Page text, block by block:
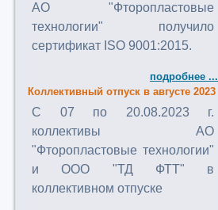
АО "Фторопластовые
технологии" получило
сертификат ISO 9001:2015.
подробнее ...
Коллективный отпуск в августе 2023
C 07 по 20.08.2023 г.
коллективы АО
"Фторопластовые технологии"
и ООО "ТД ФТТ" в
коллективном отпуске